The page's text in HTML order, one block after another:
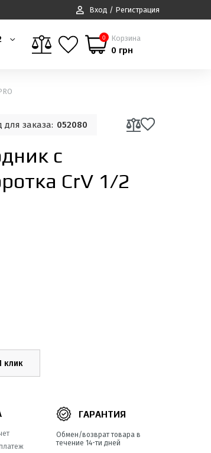
Вход / Регистрация
0 Корзина
0 грн
для заказа: 052080
с
CrV 1/2
клик
ГАРАНТИЯ
Обмен/возврат товара в
течение 14-ти дней